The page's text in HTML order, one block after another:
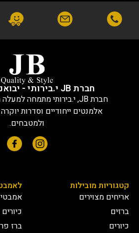
חברת JB י.בירותי - יבואנים רשמיים
אלמנטים ייחודיים וסדרות
ולמטבחים.
קטגוריות מובילות
אריחים מצוירים
ברזים
כיורים
ברז